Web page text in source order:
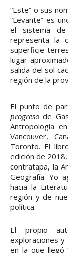
“Este” o sus
“Levante” es
el sistema
representa la
superficie
lugar
salida del sol
región de la
El punto de
progreso de
Antropología
Vancouver,
Toronto. El
edición de
contratapa, la
Geografía. Yo
hacia la
región y de
política.
El propio
exploraciones
en la que llegó